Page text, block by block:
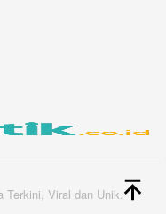
Viral dan Unik.